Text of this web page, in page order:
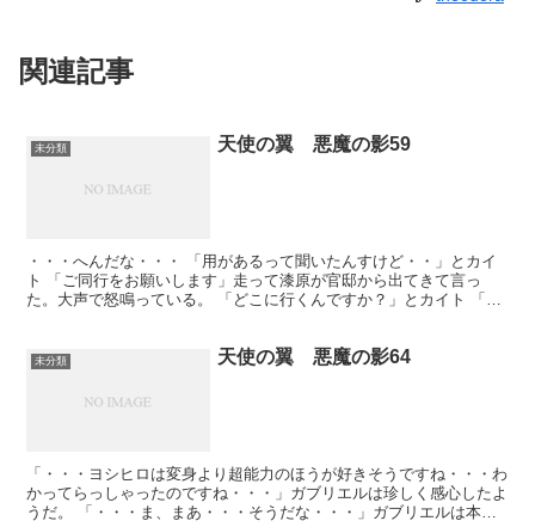
関連記事
未分類 天使の翼 悪魔の影59
・・・へんだな・・・ 「用があるって聞いたんすけど・・」とカイ
ト 「ご同行をお願いします」走って漆原が官邸から出てきて言っ
た。大声で怒鳴っている。 「どこに行くんですか？」とカイト 「茨
未分類 天使の翼 悪魔の影64
「・・・ヨシヒロは変身より超能力のほうが好きそうですね・・・わ
かってらっしゃったのですね・・・」ガブリエルは珍しく感心したよ
うだ。 「・・・ま、まあ・・・そうだな・・・」ガブリエルは本気